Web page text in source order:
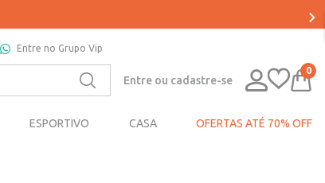
Entre no Grupo Vip
Entre ou cadastre-se
0
ESPORTIVO CASA OFERTAS ATÉ 70% OFF